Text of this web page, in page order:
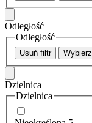
Odległość
Odległość
Usuń filtr Wybierz
Dzielnica
Dzielnica